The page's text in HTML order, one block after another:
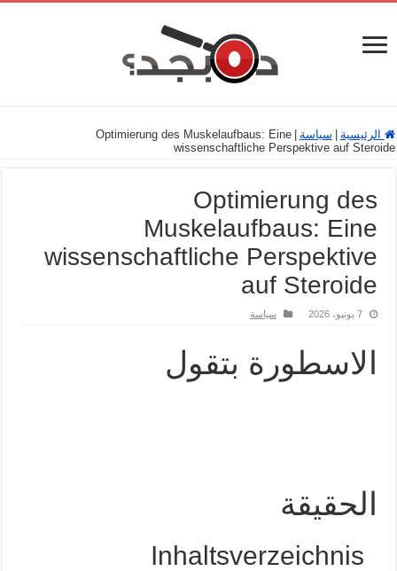
الرئيسية سياسة
Optimierung des Muskelaufbaus: Eine
wissenschaftliche Perspektive auf Steroide
Optimierung des
Muskelaufbaus: Eine
wissenschaftliche Perspektive
auf Steroide
7 يونيو، 2026 سياسة
الاسطورة بتقول
الحقيقة
Inhaltsverzeichnis